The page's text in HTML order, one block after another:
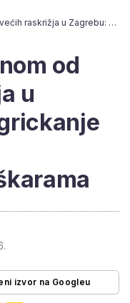
Gradilište na jednom od najvećih raskrižja u Zagrebu: Kreće grickanje hidrauličkim dvoipoltonskim škarama
od
u
izvor na Googleu